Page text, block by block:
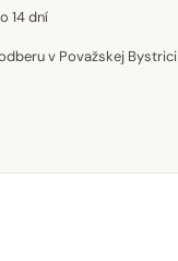
14 dní
v Považskej Bystrici